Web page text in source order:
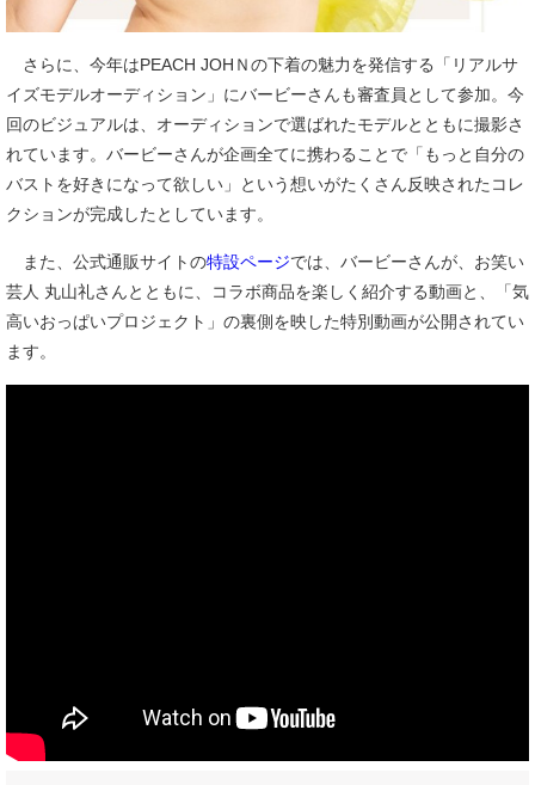
さらに、今年はPEACH JOHＮの下着の魅力を発信する「リアルサ
イズモデルオーディション」にバービーさんも審査員として参加。今
回のビジュアルは、オーディションで選ばれたモデルとともに撮影さ
れています。バービーさんが企画全てに携わることで「もっと自分の
バストを好きになって欲しい」という想いがたくさん反映されたコレ
クションが完成したとしています。
また、公式通販サイトの特設ページでは、バービーさんが、お笑い
芸人 丸山礼さんとともに、コラボ商品を楽しく紹介する動画と、「気
高いおっぱいプロジェクト」の裏側を映した特別動画が公開されてい
ます。